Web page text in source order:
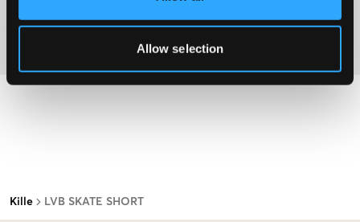
Allow selection
Kille LVB SKATE SHORT